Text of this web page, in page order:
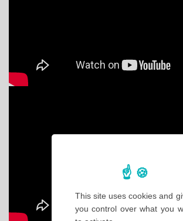
This site uses cookies and
you control over what you